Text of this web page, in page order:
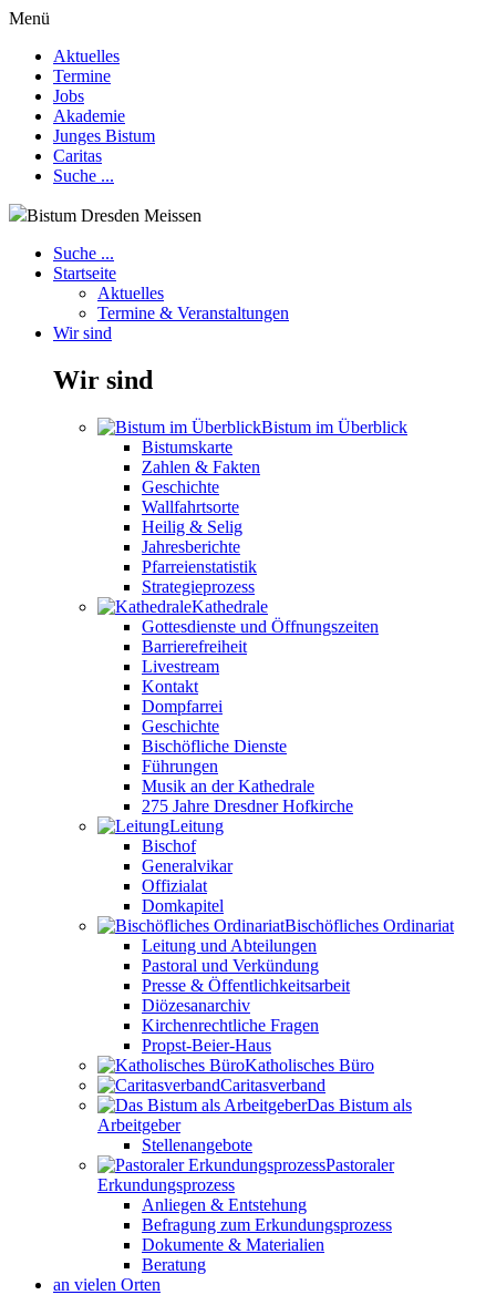
Menü
Aktuelles
Termine
Jobs
Akademie
Junges Bistum
Caritas
Suche ...
Bistum Dresden Meissen
Suche ...
Startseite
Aktuelles
Termine & Veranstaltungen
Wir sind
Wir sind
Bistum im Überblick
Bistumskarte
Zahlen & Fakten
Geschichte
Wallfahrtsorte
Heilig & Selig
Jahresberichte
Pfarreienstatistik
Strategieprozess
Kathedrale
Gottesdienste und Öffnungszeiten
Barrierefreiheit
Livestream
Kontakt
Dompfarrei
Geschichte
Bischöfliche Dienste
Führungen
Musik an der Kathedrale
275 Jahre Dresdner Hofkirche
Leitung
Bischof
Generalvikar
Offizialat
Domkapitel
Bischöfliches Ordinariat
Leitung und Abteilungen
Pastoral und Verkündung
Presse & Öffentlichkeitsarbeit
Diözesanarchiv
Kirchenrechtliche Fragen
Propst-Beier-Haus
Katholisches Büro
Caritasverband
Das Bistum als
Arbeitgeber
Stellenangebote
Pastoraler
Erkundungsprozess
Anliegen & Entstehung
Befragung zum Erkundungsprozess
Dokumente & Materialien
Beratung
an vielen Orten